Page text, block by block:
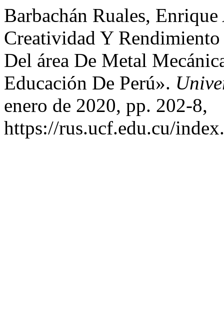
Barbachán Ruales,
Creatividad Y
Del área De Metal
Educación De Perú».
enero de 2020, pp. 202-8,
https://rus.ucf.edu.cu/